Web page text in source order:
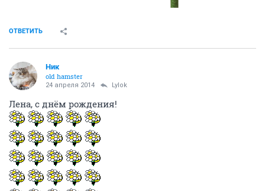
ОТВЕТИТЬ
Ник
old hamster
24 апреля 2014 Lylok
Лена, с днём рождения!